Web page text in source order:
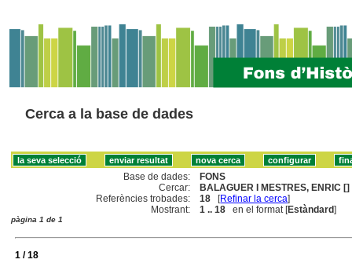
Cerca a la base de dades
Base de dades:
FONS
Cercar:
BALAGUER I MESTRES, ENRIC []
Referències trobades:
18 [Refinar la cerca]
Mostrant:
1 .. 18 en el format [Estàndard]
pàgina 1 de 1
1 / 18